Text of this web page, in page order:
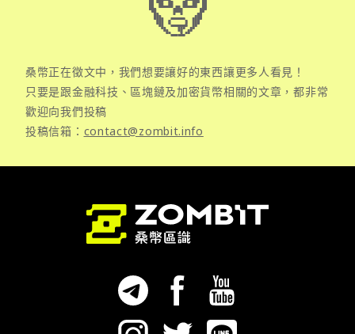
桑幣正在徵文中，我們想要讓好的東西讓更多人看見！
只要是跟金融科技、區塊鏈及加密貨幣相關的文章，都非常
歡迎向我們投稿
投稿信箱： contact@zombit.info